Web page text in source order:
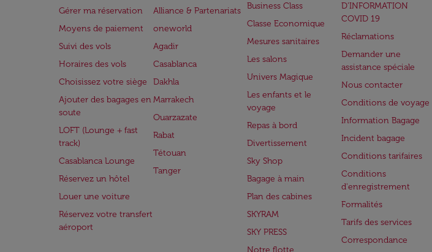
Gérer ma réservation
Moyens de paiement
Suivi des vols
Horaires des vols
Choisissez votre siège
Ajouter des bagages en
soute
LOFT (Lounge + fast
track)
Casablanca Lounge
Réservez un hôtel
Louer une voiture
Réservez votre transfert
aéroport
Alliance & Partenariats
oneworld
Agadir
Casablanca
Dakhla
Marrakech
Ouarzazate
Rabat
Tétouan
Tanger
Business Class
Classe Economique
Mesures sanitaires
Les salons
Univers Magique
Les enfants et le
voyage
Repas à bord
Divertissement
Sky Shop
Bagage à main
Plan des cabines
SKYRAM
SKY PRESS
Notre flotte
D’INFORMATION
COVID 19
Réclamations
Demander une
assistance spéciale
Nous contacter
Conditions de voyage
Information Bagage
Incident bagage
Conditions tarifaires
Conditions
d'enregistrement
Formalités
Tarifs des services
Correspondance